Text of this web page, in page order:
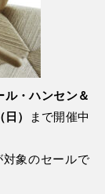
ル・ハンセン＆
）
まで開催中
象のセールで